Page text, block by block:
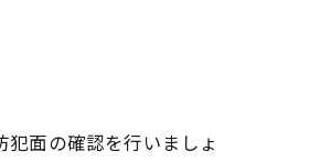
面の確認を行いましょ